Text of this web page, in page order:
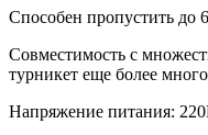
Способен пропустить до
Совместимость с
турникет еще более
Напряжение питания: